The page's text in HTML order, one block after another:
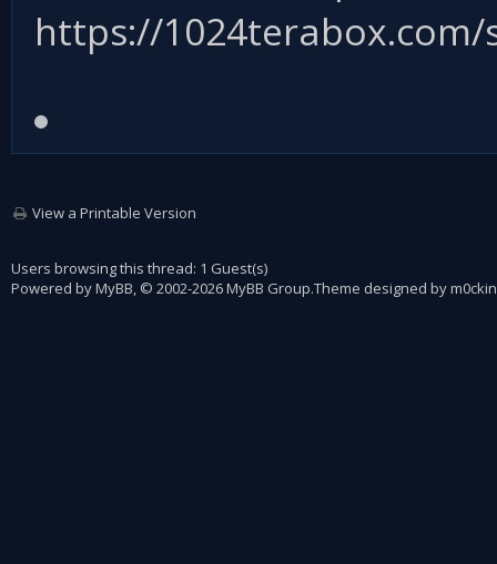
https://1024terabox.com/
View a Printable Version
Users browsing this thread: 1 Guest(s)
Powered byMyBB, © 2002-2026MyBB Group.Theme designed by